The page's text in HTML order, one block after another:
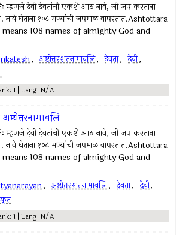
म्हणजे देवी देवतांची एकशे आठ नावे, जी जप करताना
नावे घेताना १०८ मण्यांची जपमाळ वापरतात.Ashtottara
108 names of almighty God and
, अष्टोत्तरशतनामावलि, देवता, देवी,
1 | Lang: N/A
म्हणजे देवी देवतांची एकशे आठ नावे, जी जप करताना
नावे घेताना १०८ मण्यांची जपमाळ वापरतात.Ashtottara
108 names of almighty God and
, अष्टोत्तरशतनामावलि, देवता, देवी,
1 | Lang: N/A